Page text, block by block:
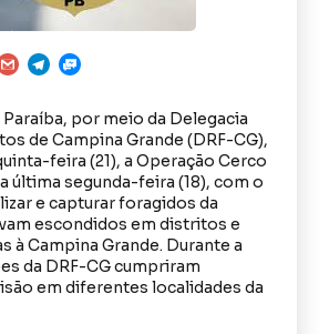
por meio da Delegacia
de Campina Grande (DRF-CG),
feira (21), a Operação Cerco
última segunda-feira (18), com o
e capturar foragidos da
escondidos em distritos e
à Campina Grande. Durante a
da DRF-CG cumpriram
em diferentes localidades da